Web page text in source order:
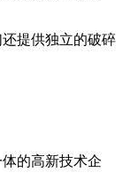
提供独立的破碎
的高新技术企